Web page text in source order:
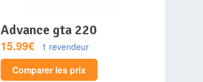
advance gta 220
15.99€
1 revendeur
Comparer les prix